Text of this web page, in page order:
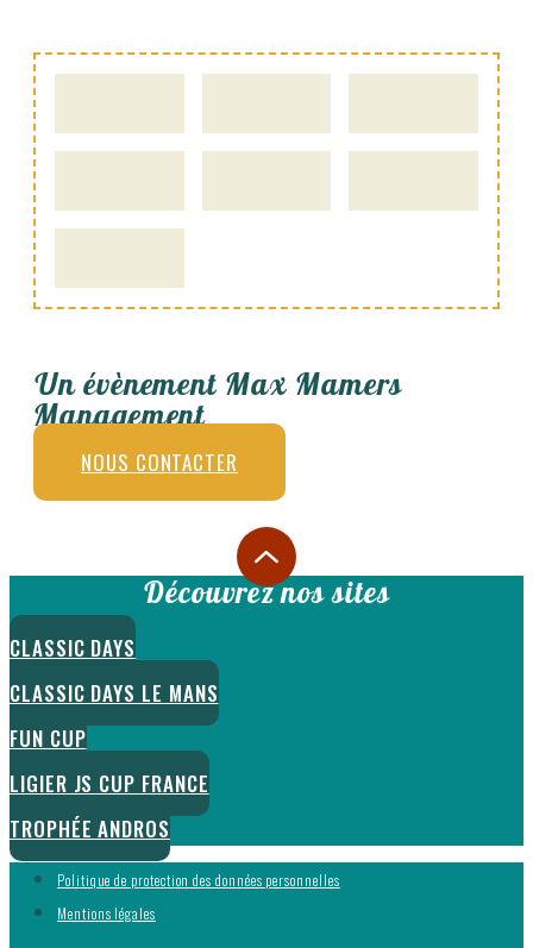
Un évènement Max Mamers
Management
NOUS CONTACTER
Découvrez nos sites
CLASSIC DAYS
CLASSIC DAYS LE MANS
FUN CUP
LIGIER JS CUP FRANCE
TROPHÉE ANDROS
Politique de protection des données personnelles
Mentions légales